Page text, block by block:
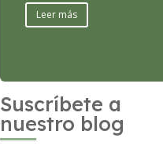
Leer más
Suscríbete a
nuestro blog